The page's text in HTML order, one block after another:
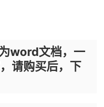
word文档，一
请购买后，下